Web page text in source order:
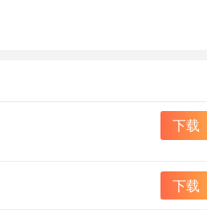
后面的键跟着她喊的口令一个一个
用身体碰触后变身，会被防御和被
下载
下载